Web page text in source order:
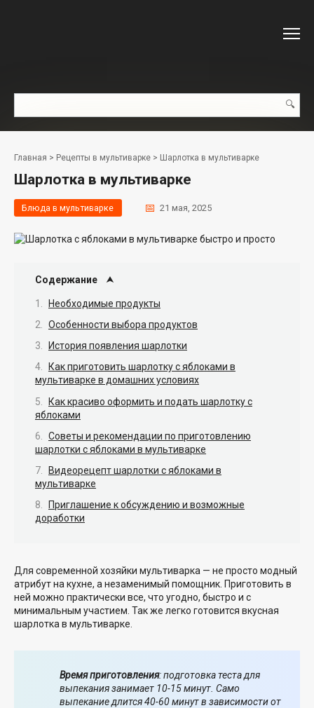
Главная > Рецепты в мультиварке > Шарлотка в мультиварке
Шарлотка в мультиварке
Блюда в мультиварке 21 мая, 2025
Содержание
Необходимые продукты
Особенности выбора продуктов
История появления шарлотки
Как приготовить шарлотку с яблоками в
мультиварке в домашних условиях
Как красиво оформить и подать шарлотку с
яблоками
Советы и рекомендации по приготовлению
шарлотки с яблоками в мультиварке
Видеорецепт шарлотки с яблоками в
мультиварке
Приглашение к обсуждению и возможные
доработки
Для современной хозяйки мультиварка — не просто модный
атрибут на кухне, а незаменимый помощник. Приготовить в
ней можно практически все, что угодно, быстро и с
минимальным участием. Так же легко готовится вкусная
шарлотка в мультиварке.
Время приготовления: подготовка теста для
выпекания занимает 10-15 минут. Само
выпекание длится 40-60 минут в зависимости от